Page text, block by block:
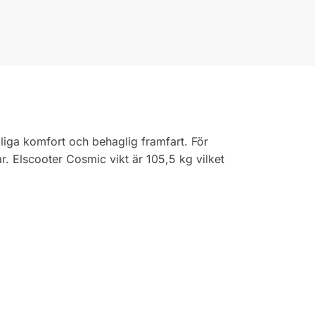
komfort och behaglig framfart. För
Elscooter Cosmic vikt är 105,5 kg vilket